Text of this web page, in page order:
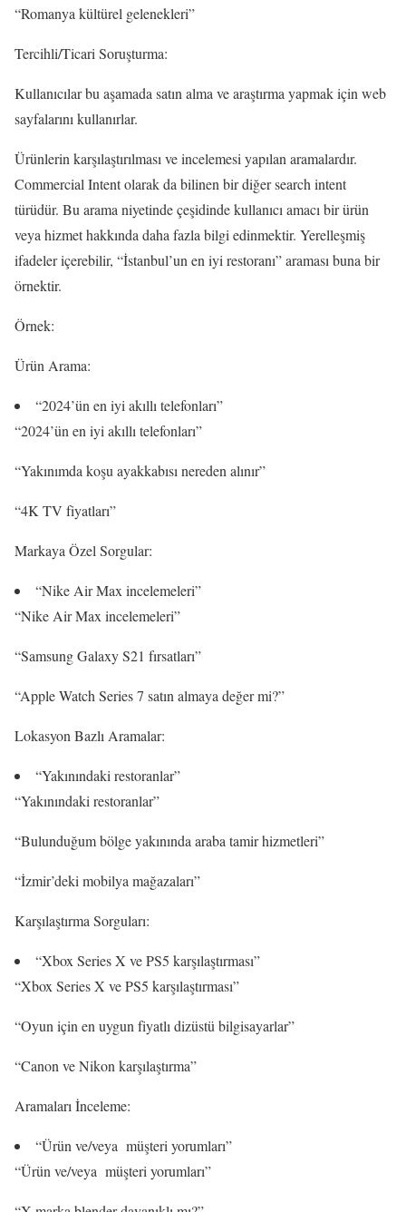
“Romanya kültürel gelenekleri”
Tercihli/Ticari Soruşturma:
Kullanıcılar bu aşamada satın alma ve araştırma yapmak için web
sayfalarını kullanırlar.
Ürünlerin karşılaştırılması ve incelemesi yapılan aramalardır.
Commercial Intent olarak da bilinen bir diğer search intent
türüdür. Bu arama niyetinde çeşidinde kullanıcı amacı bir ürün
veya hizmet hakkında daha fazla bilgi edinmektir. Yerelleşmiş
ifadeler içerebilir, “İstanbul’un en iyi restoranı” araması buna bir
örnektir.
Örnek:
Ürün Arama:
“2024’ün en iyi akıllı telefonları”
“2024’ün en iyi akıllı telefonları”
“Yakınımda koşu ayakkabısı nereden alınır”
“4K TV fiyatları”
Markaya Özel Sorgular:
“Nike Air Max incelemeleri”
“Nike Air Max incelemeleri”
“Samsung Galaxy S21 fırsatları”
“Apple Watch Series 7 satın almaya değer mi?”
Lokasyon Bazlı Aramalar:
“Yakınındaki restoranlar”
“Yakınındaki restoranlar”
“Bulunduğum bölge yakınında araba tamir hizmetleri”
“İzmir’deki mobilya mağazaları”
Karşılaştırma Sorguları:
“Xbox Series X ve PS5 karşılaştırması”
“Xbox Series X ve PS5 karşılaştırması”
“Oyun için en uygun fiyatlı dizüstü bilgisayarlar”
“Canon ve Nikon karşılaştırma”
Aramaları İnceleme:
“Ürün ve/veya müşteri yorumları”
“Ürün ve/veya müşteri yorumları”